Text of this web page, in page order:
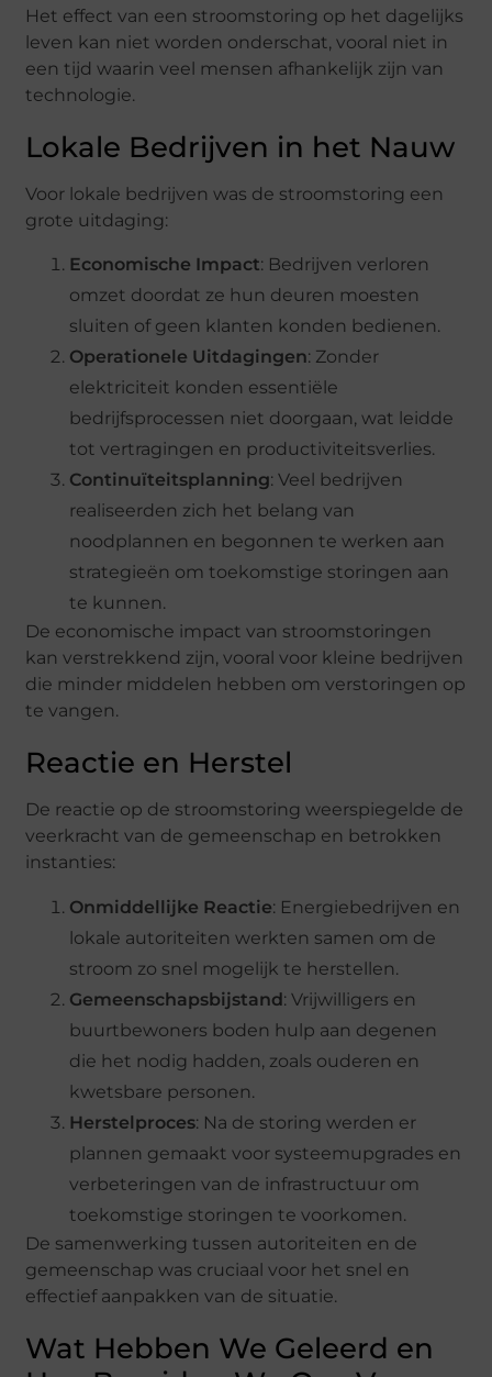
Het effect van een stroomstoring op het dagelijks
leven kan niet worden onderschat, vooral niet in
een tijd waarin veel mensen afhankelijk zijn van
technologie.
Lokale Bedrijven in het Nauw
Voor lokale bedrijven was de stroomstoring een
grote uitdaging:
Economische Impact: Bedrijven verloren
omzet doordat ze hun deuren moesten
sluiten of geen klanten konden bedienen.
Operationele Uitdagingen: Zonder
elektriciteit konden essentiële
bedrijfsprocessen niet doorgaan, wat leidde
tot vertragingen en productiviteitsverlies.
Continuïteitsplanning: Veel bedrijven
realiseerden zich het belang van
noodplannen en begonnen te werken aan
strategieën om toekomstige storingen aan
te kunnen.
De economische impact van stroomstoringen
kan verstrekkend zijn, vooral voor kleine bedrijven
die minder middelen hebben om verstoringen op
te vangen.
Reactie en Herstel
De reactie op de stroomstoring weerspiegelde de
veerkracht van de gemeenschap en betrokken
instanties:
Onmiddellijke Reactie: Energiebedrijven en
lokale autoriteiten werkten samen om de
stroom zo snel mogelijk te herstellen.
Gemeenschapsbijstand: Vrijwilligers en
buurtbewoners boden hulp aan degenen
die het nodig hadden, zoals ouderen en
kwetsbare personen.
Herstelproces: Na de storing werden er
plannen gemaakt voor systeemupgrades en
verbeteringen van de infrastructuur om
toekomstige storingen te voorkomen.
De samenwerking tussen autoriteiten en de
gemeenschap was cruciaal voor het snel en
effectief aanpakken van de situatie.
Wat Hebben We Geleerd en